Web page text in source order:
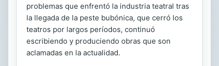
problemas que enfrentó la industria teatral tras
la llegada de la peste bubónica, que cerró los
teatros por largos períodos, continuó
escribiendo y produciendo obras que son
aclamadas en la actualidad.